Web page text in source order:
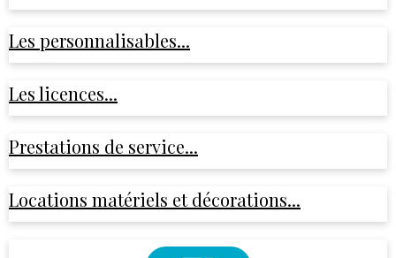
Les personnalisables...
Les licences...
Prestations de service...
Locations matériels et décorations...